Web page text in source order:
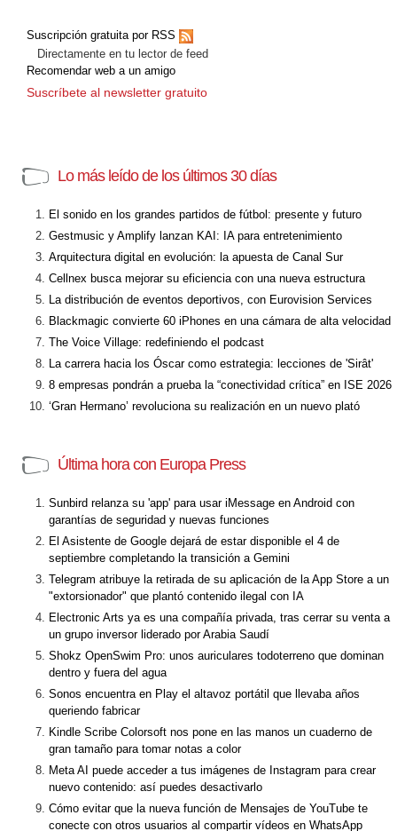
Suscripción gratuita por RSS
Directamente en tu lector de feed
Recomendar web a un amigo
Suscríbete al newsletter gratuito
Lo más leído de los últimos 30 días
El sonido en los grandes partidos de fútbol: presente y futuro
Gestmusic y Amplify lanzan KAI: IA para entretenimiento
Arquitectura digital en evolución: la apuesta de Canal Sur
Cellnex busca mejorar su eficiencia con una nueva estructura
La distribución de eventos deportivos, con Eurovision Services
Blackmagic convierte 60 iPhones en una cámara de alta velocidad
The Voice Village: redefiniendo el podcast
La carrera hacia los Óscar como estrategia: lecciones de 'Sirât'
8 empresas pondrán a prueba la “conectividad crítica” en ISE 2026
‘Gran Hermano’ revoluciona su realización en un nuevo plató
Última hora con Europa Press
Sunbird relanza su 'app' para usar iMessage en Android con
garantías de seguridad y nuevas funciones
El Asistente de Google dejará de estar disponible el 4 de
septiembre completando la transición a Gemini
Telegram atribuye la retirada de su aplicación de la App Store a un
"extorsionador" que plantó contenido ilegal con IA
Electronic Arts ya es una compañía privada, tras cerrar su venta a
un grupo inversor liderado por Arabia Saudí
Shokz OpenSwim Pro: unos auriculares todoterreno que dominan
dentro y fuera del agua
Sonos encuentra en Play el altavoz portátil que llevaba años
queriendo fabricar
Kindle Scribe Colorsoft nos pone en las manos un cuaderno de
gran tamaño para tomar notas a color
Meta AI puede acceder a tus imágenes de Instagram para crear
nuevo contenido: así puedes desactivarlo
Cómo evitar que la nueva función de Mensajes de YouTube te
conecte con otros usuarios al compartir vídeos en WhatsApp